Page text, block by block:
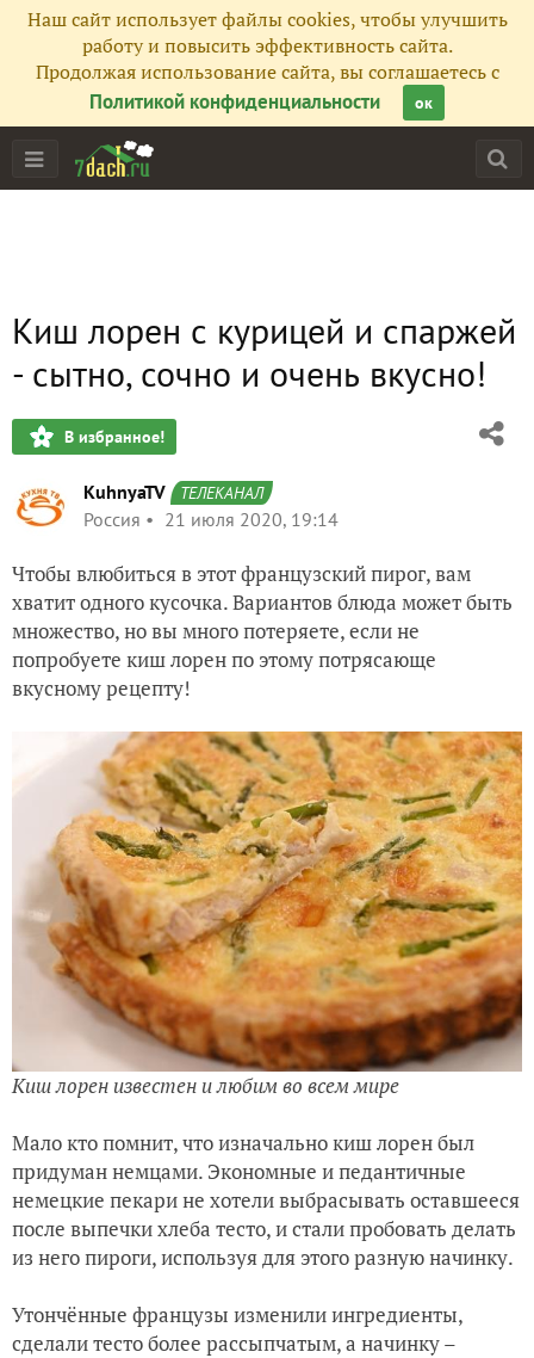
Наш сайт использует файлы cookies, чтобы улучшить
работу и повысить эффективность сайта.
Продолжая использование сайта, вы соглашаетесь с
Политикой конфиденциальности
ок
Киш лорен с курицей и спаржей
- сытно, сочно и очень вкусно!
В избранное!
KuhnyaTV ТЕЛЕКАНАЛ
Россия 21 июля 2020, 19:14
Чтобы влюбиться в этот французский пирог, вам
хватит одного кусочка. Вариантов блюда может быть
множество, но вы много потеряете, если не
попробуете киш лорен по этому потрясающе
вкусному рецепту!
Киш лорен известен и любим во всем мире
Мало кто помнит, что изначально киш лорен был
придуман немцами. Экономные и педантичные
немецкие пекари не хотели выбрасывать оставшееся
после выпечки хлеба тесто, и стали пробовать делать
из него пироги, используя для этого разную начинку.
Утончённые французы изменили ингредиенты,
сделали тесто более рассыпчатым, а начинку –